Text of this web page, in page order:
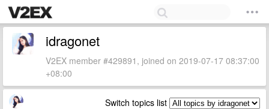
idragonet
V2EX member #429891, joined on 2019-07-17 08:37:00
+08:00
Switch topics list